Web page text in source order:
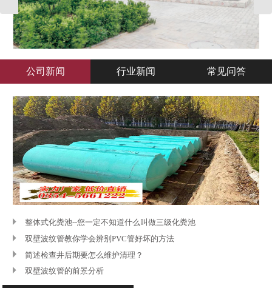
立即咨询 了解更多
公司新闻 行业新闻 常见问答
整体式化粪池--您一定不知道什么叫做三级化粪池
双壁波纹管教你学会辨别PVC管好坏的方法
简述检查井后期要怎么维护清理？
双壁波纹管的前景分析